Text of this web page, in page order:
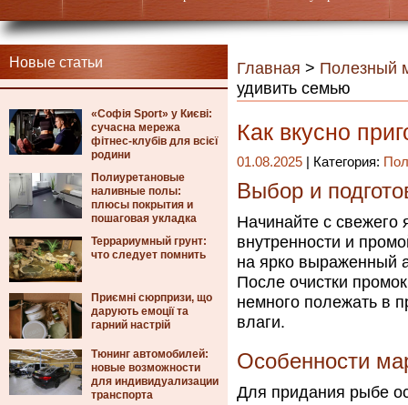
Новые статьи
«Софія Sport» у Києві:
сучасна мережа
фітнес-клубів для всієї
родини
Полиуретановые
наливные полы:
плюсы покрытия и
пошаговая укладка
Террариумный грунт:
что следует помнить
Приємні сюрпризи, що
дарують емоції та
гарний настрій
Тюнинг автомобилей:
новые возможности
для индивидуализации
транспорта
Главная > Полезный
удивить семью
Как вкусно
01.08.2025 | Категория:
Выбор и
Начинайте с свежего
внутренности и
на ярко выраженный
После очистки
немного полежать в
влаги.
Особенности
Для придания рыбе